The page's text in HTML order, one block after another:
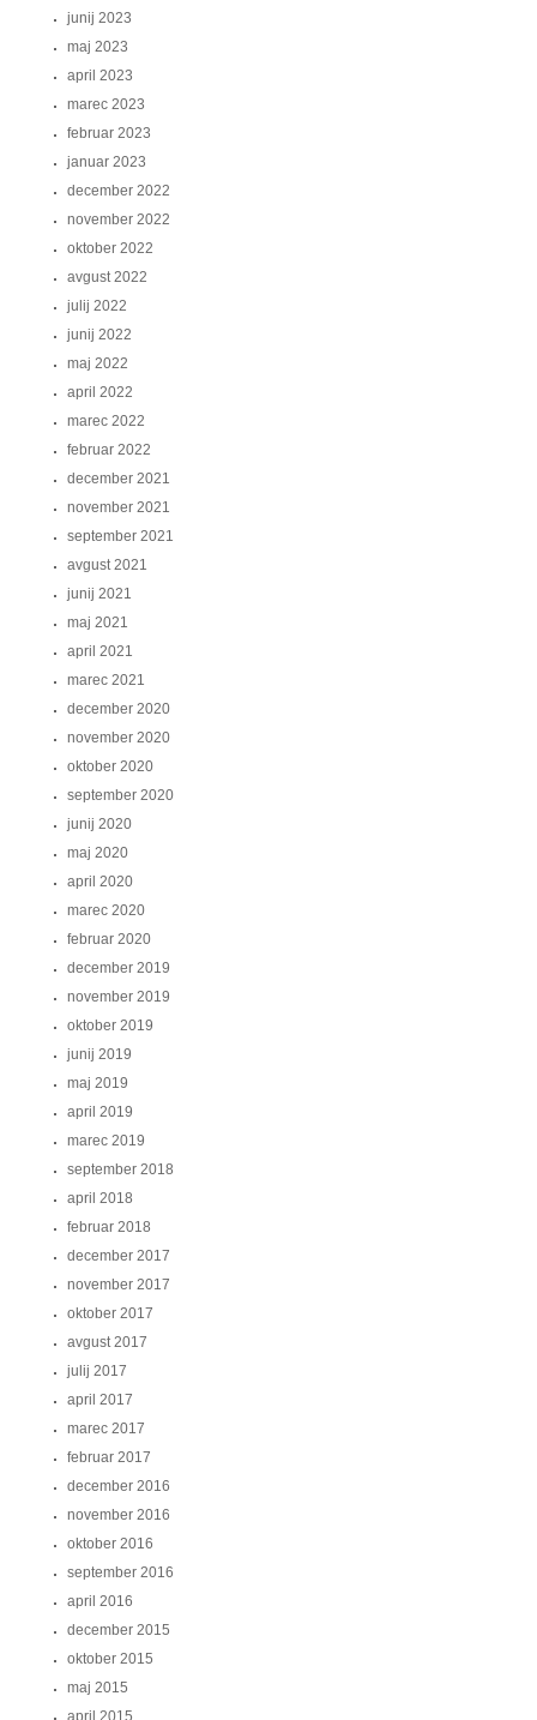
junij 2023
maj 2023
april 2023
marec 2023
februar 2023
januar 2023
december 2022
november 2022
oktober 2022
avgust 2022
julij 2022
junij 2022
maj 2022
april 2022
marec 2022
februar 2022
december 2021
november 2021
september 2021
avgust 2021
junij 2021
maj 2021
april 2021
marec 2021
december 2020
november 2020
oktober 2020
september 2020
junij 2020
maj 2020
april 2020
marec 2020
februar 2020
december 2019
november 2019
oktober 2019
junij 2019
maj 2019
april 2019
marec 2019
september 2018
april 2018
februar 2018
december 2017
november 2017
oktober 2017
avgust 2017
julij 2017
april 2017
marec 2017
februar 2017
december 2016
november 2016
oktober 2016
september 2016
april 2016
december 2015
oktober 2015
maj 2015
april 2015